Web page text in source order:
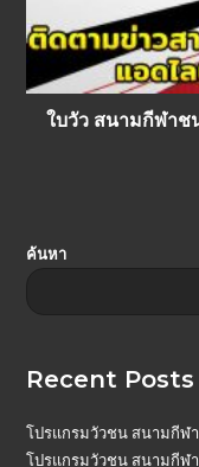
ใบวัว สนามกีฬา
ค้นหา
Recent Posts
โปรแกรมวัวชน สนามกีฬ
โปรแกรมวัวชน สนามกีฬ